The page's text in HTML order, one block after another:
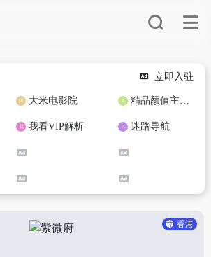
立即入驻
大米电影院 精品颜值主播定制
我看VIP解析 迷路导航
香港